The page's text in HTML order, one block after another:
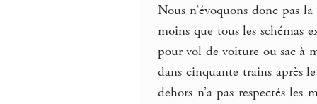
Nous n’évoquons donc pas
moins que tous les schémas
pour vol de voiture ou sac à
dans cinquante trains après
dehors n’a pas respectés